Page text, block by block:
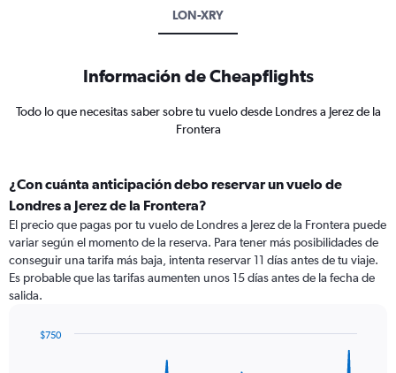
LON-XRY
Información de Cheapflights
Todo lo que necesitas saber sobre tu vuelo desde Londres a Jerez de la
Frontera
¿Con cuánta anticipación debo reservar un vuelo de
Londres a Jerez de la Frontera?
El precio que pagas por tu vuelo de Londres a Jerez de la Frontera puede
variar según el momento de la reserva. Para tener más posibilidades de
conseguir una tarifa más baja, intenta reservar 11 días antes de tu viaje.
Es probable que las tarifas aumenten unos 15 días antes de la fecha de
salida.
$750